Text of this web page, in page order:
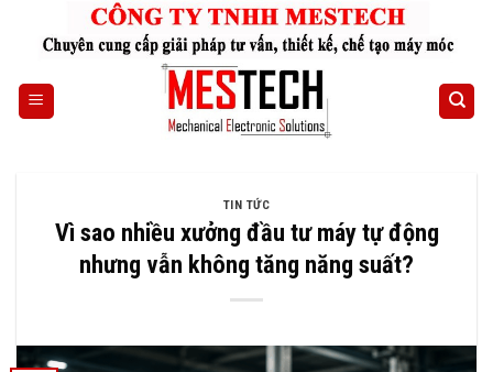
TIN TỨC
Vì sao nhiều xưởng đầu tư máy tự động
nhưng vẫn không tăng năng suất?